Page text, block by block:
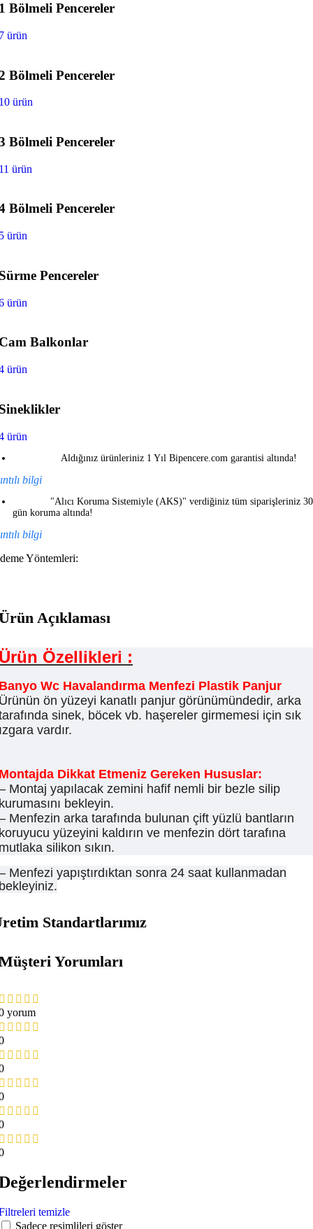
Bölmeli Pencereler
ürün
Bölmeli Pencereler
ürün
Bölmeli Pencereler
ürün
Bölmeli Pencereler
ürün
Pencereler
ürün
Balkonlar
ürün
ürün
Aldığınız ürünleriniz 1 Yıl Bipencere.com garantisi altında!
bilgi
"Alıcı Koruma Sistemiyle (AKS)" verdiğiniz tüm siparişleriniz 30
gün koruma altında!
bilgi
Yöntemleri:
Açıklaması
Özellikleri :
Wc Havalandırma Menfezi Plastik Panjur
ön yüzeyi kanatlı panjur görünümündedir, arka
sinek, böcek vb. haşereler girmemesi için sık
vardır.
Dikkat Etmeniz Gereken Hususlar:
Montaj yapılacak zemini hafif nemli bir bezle silip
bekleyin.
Menfezin arka tarafında bulunan çift yüzlü bantların
yüzeyini kaldırın ve menfezin dört tarafına
silikon sıkın.
Menfezi yapıştırdıktan sonra 24 saat kullanmadan
Standartlarımız
Yorumları
yorum
temizle
Sadece resimlileri göster